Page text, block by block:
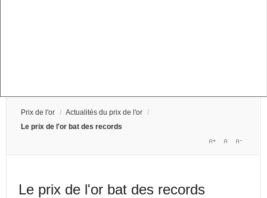
Prix de l'or / Actualités du prix de l'or /
Le prix de l'or bat des records
Le prix de l'or bat des records